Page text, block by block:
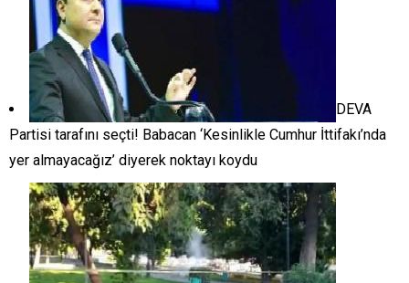
DEVA
Partisi tarafını seçti! Babacan ‘Kesinlikle Cumhur İttifakı’nda
yer almayacağız’ diyerek noktayı koydu